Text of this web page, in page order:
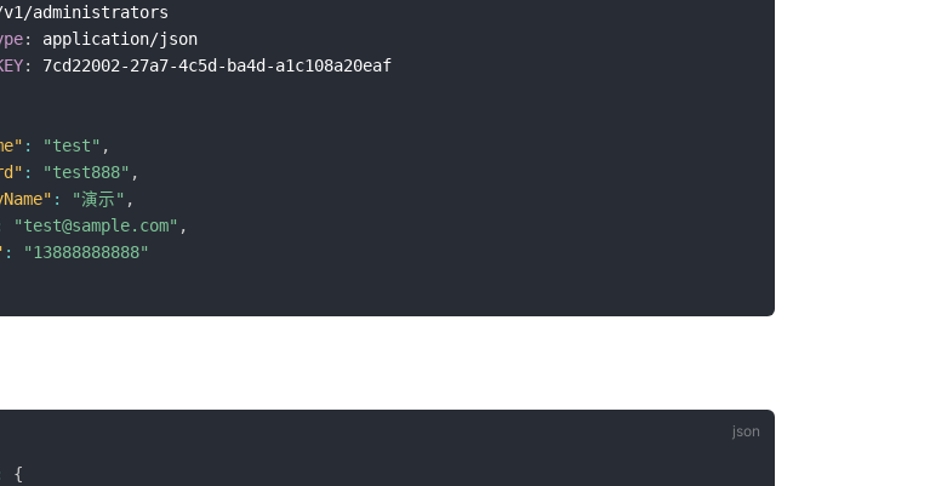
:
application/json
: 7cd22002-27a7-4c5d-ba4d-a1c108a20eaf
: "test" ,
: "test888" ,
: "演示" ,
"test@sample.com" ,
:
"13888888888"
{